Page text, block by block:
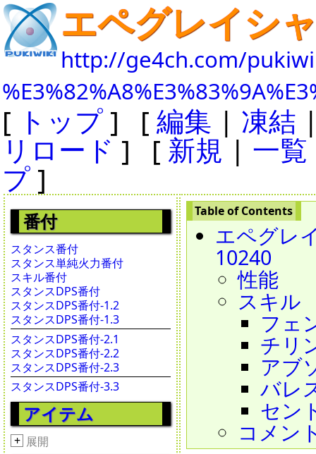
エペグレイシ
http://ge4ch.com/
[ トップ ] [編集 | 凍結
リロード ] [ 新規| 一覧
プ ]
番付
スタンス番付
スタンス単純火力番付
スキル番付
スタンスDPS番付
スタンスDPS番付-1.2
スタンスDPS番付-1.3
スタンスDPS番付-2.1
スタンスDPS番付-2.2
スタンスDPS番付-2.3
スタンスDPS番付-3.3
アイテム
+ 展開
エペグレ
10240
性能
スキル
フェ
チリ
アブ
バレ
セン
コメン